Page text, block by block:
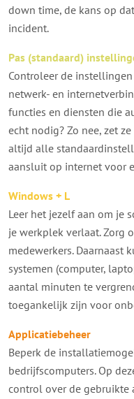
down time, de kans op
incident.
Pas (standaard)
Controleer de
netwerk- en
functies en diensten die
echt nodig? Zo nee, zet
altijd alle
aansluit op internet voor
Windows + L
Leer het jezelf aan om je
je werkplek verlaat. Zorg
medewerkers. Daarnaast
systemen (computer,
aantal minuten te
toegankelijk zijn voor
Applicatiebeheer
Beperk de
bedrijfscomputers. Op
control over de gebruikte